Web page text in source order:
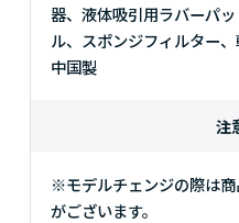
器、液体吸引用ラバーパ
ル、スポンジフィルター
中国製
注
※モデルチェンジの際は
がございます。